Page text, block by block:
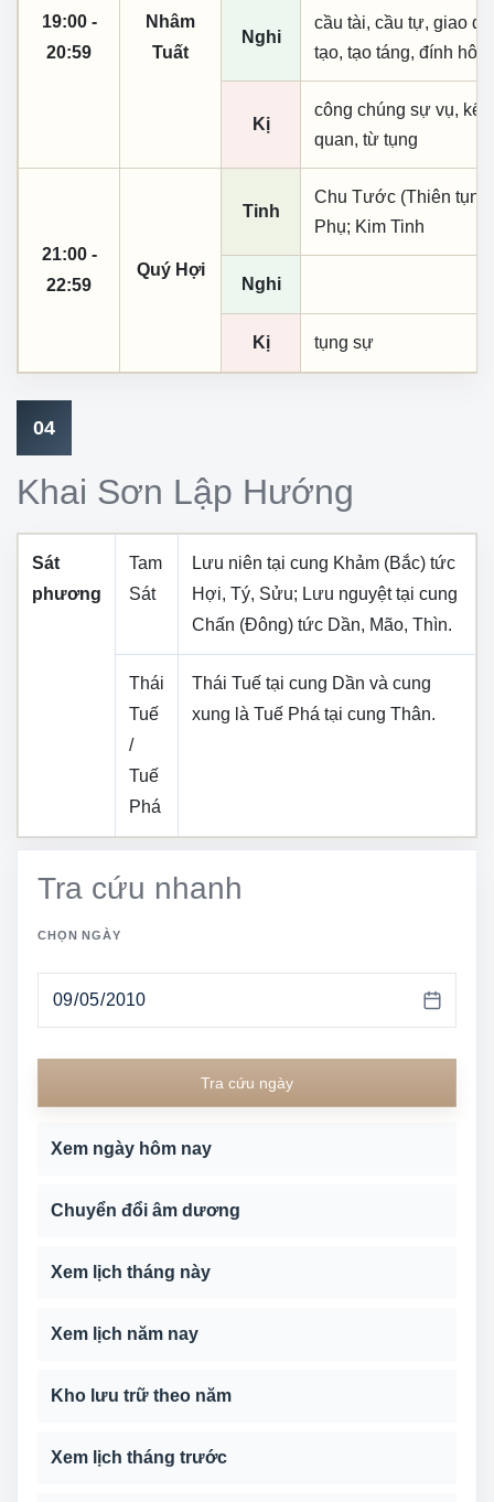
19:00 -
20:59
Nhâm
Tuất
Nghi
cầu tài, cầu tự, giao
tạo, tạo táng, đính hôn
Kị
công chúng sự vụ, kết
quan, từ tụng
21:00 -
22:59
Quý Hợi
Tinh
Chu Tước (Thiên
Phụ; Kim Tinh
Nghi
Kị tụng sự
04
Khai Sơn Lập Hướng
Sát
phương
Tam
Sát
Lưu niên tại cung Khảm (Bắc) tức
Hợi, Tý, Sửu; Lưu nguyệt tại cung
Chấn (Đông) tức Dần, Mão, Thìn.
Thái
Tuế
/
Tuế
Phá
Thái Tuế tại cung Dần và cung
xung là Tuế Phá tại cung Thân.
Tra cứu nhanh
CHỌN NGÀY
Tra cứu ngày
Xem ngày hôm nay
Chuyển đổi âm dương
Xem lịch tháng này
Xem lịch năm nay
Kho lưu trữ theo năm
Xem lịch tháng trước